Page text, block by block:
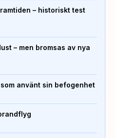
– historiskt test
– men bromsas av nya
använt sin befogenhet